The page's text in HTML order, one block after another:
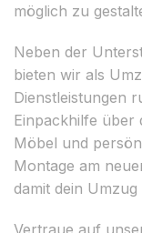
möglich zu
Neben der
bieten wir als
Dienstleistungen
Einpackhilfe über
Möbel und
Montage am
damit dein
Vertraue auf